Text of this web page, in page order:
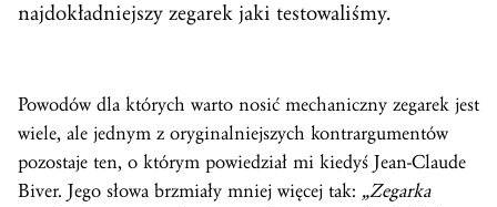
najdokładniejszy zegarek jaki testowaliśmy.
Powodów dla których warto nosić mechaniczny zegarek jest
wiele, ale jednym z oryginalniejszych kontrargumentów
pozostaje ten, o którym powiedział mi kiedyś Jean-Claude
Biver. Jego słowa brzmiały mniej więcej tak: „Zegarka